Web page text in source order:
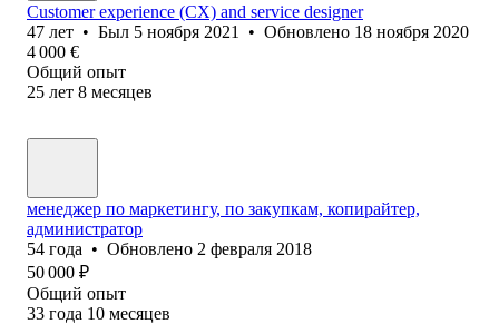
Customer experience (CX) and service designer
47 лет • Был 5 ноября 2021 • Обновлено 18 ноября 2020
4 000 €
Общий опыт
25 лет 8 месяцев
менеджер по маркетингу, по закупкам, копирайтер,
администратор
54 года • Обновлено 2 февраля 2018
50 000 ₽
Общий опыт
33 года 10 месяцев